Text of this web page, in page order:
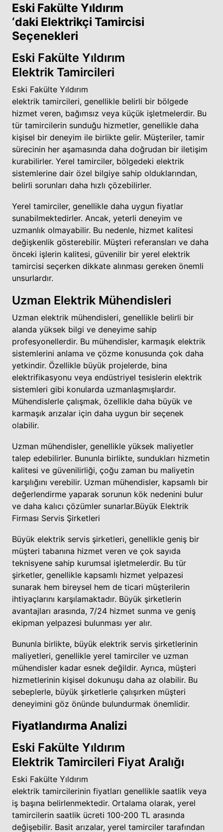
Eski Fakülte Yıldırım
‘daki Elektrikçi Tamircisi
Seçenekleri
Eski Fakülte Yıldırım
Elektrik Tamircileri
Eski Fakülte Yıldırım
elektrik tamircileri, genellikle belirli bir bölgede
hizmet veren, bağımsız veya küçük işletmelerdir. Bu
tür tamircilerin sunduğu hizmetler, genellikle daha
kişisel bir deneyim ile birlikte gelir. Müşteriler, tamir
sürecinin her aşamasında daha doğrudan bir iletişim
kurabilirler. Yerel tamirciler, bölgedeki elektrik
sistemlerine dair özel bilgiye sahip olduklarından,
belirli sorunları daha hızlı çözebilirler.
Yerel tamirciler, genellikle daha uygun fiyatlar
sunabilmektedirler. Ancak, yeterli deneyim ve
uzmanlık olmayabilir. Bu nedenle, hizmet kalitesi
değişkenlik gösterebilir. Müşteri referansları ve daha
önceki işlerin kalitesi, güvenilir bir yerel elektrik
tamircisi seçerken dikkate alınması gereken önemli
unsurlardır.
Uzman Elektrik Mühendisleri
Uzman elektrik mühendisleri, genellikle belirli bir
alanda yüksek bilgi ve deneyime sahip
profesyonellerdir. Bu mühendisler, karmaşık elektrik
sistemlerini anlama ve çözme konusunda çok daha
yetkindir. Özellikle büyük projelerde, bina
elektrifikasyonu veya endüstriyel tesislerin elektrik
sistemleri gibi konularda uzmanlaşmışlardır.
Mühendislerle çalışmak, özellikle daha büyük ve
karmaşık arızalar için daha uygun bir seçenek
olabilir.
Uzman mühendisler, genellikle yüksek maliyetler
talep edebilirler. Bununla birlikte, sundukları hizmetin
kalitesi ve güvenilirliği, çoğu zaman bu maliyetin
karşılığını verebilir. Uzman mühendisler, kapsamlı bir
değerlendirme yaparak sorunun kök nedenini bulur
ve daha kalıcı çözümler sunarlar.Büyük Elektrik
Firması Servis Şirketleri
Büyük elektrik servis şirketleri, genellikle geniş bir
müşteri tabanına hizmet veren ve çok sayıda
teknisyene sahip kurumsal işletmelerdir. Bu tür
şirketler, genellikle kapsamlı hizmet yelpazesi
sunarak hem bireysel hem de ticari müşterilerin
ihtiyaçlarını karşılamaktadır. Büyük şirketlerin
avantajları arasında, 7/24 hizmet sunma ve geniş
ekipman yelpazesi bulunması yer alır.
Bununla birlikte, büyük elektrik servis şirketlerinin
maliyetleri, genellikle yerel tamirciler ve uzman
mühendisler kadar esnek değildir. Ayrıca, müşteri
hizmetlerinin kişisel dokunuşu daha az olabilir. Bu
sebeplerle, büyük şirketlerle çalışırken müşteri
deneyimini göz önünde bulundurmak önemlidir.
Fiyatlandırma Analizi
Eski Fakülte Yıldırım
Elektrik Tamircileri Fiyat Aralığı
Eski Fakülte Yıldırım
elektrik tamircilerinin fiyatları genellikle saatlik veya
iş başına belirlenmektedir. Ortalama olarak, yerel
tamircilerin saatlik ücreti 100-200 TL arasında
değişebilir. Basit arızalar, yerel tamirciler tarafından